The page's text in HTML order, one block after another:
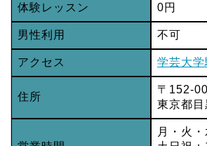
体験レッスン 0円
男性利用 不可
アクセス 学芸大学
住所
〒152-
東京都
月・火